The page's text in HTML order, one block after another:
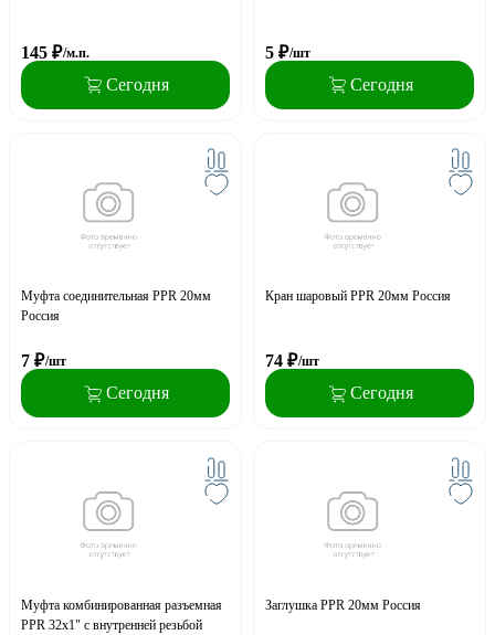
145 ₽/м.п.
Сегодня
5 ₽/шт
Сегодня
Муфта соединительная PPR 20мм
Россия
7 ₽/шт
Сегодня
Кран шаровый PPR 20мм Россия
74 ₽/шт
Сегодня
Муфта комбинированная разъемная
PPR 32x1" с внутренней резьбой
Заглушка PPR 20мм Россия